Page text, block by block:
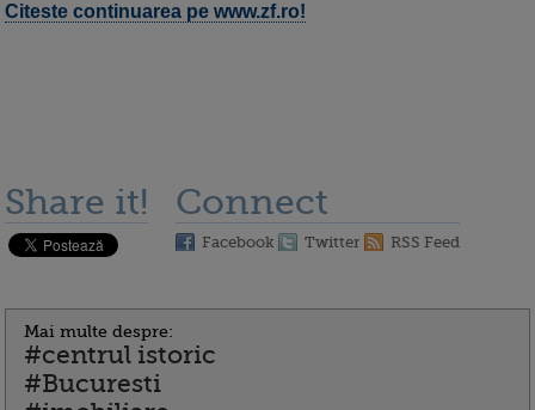
Citeste continuarea pe www.zf.ro!
Share it! Connect
Facebook Twitter RSS Feed
Mai multe despre:
#centrul istoric
#Bucuresti